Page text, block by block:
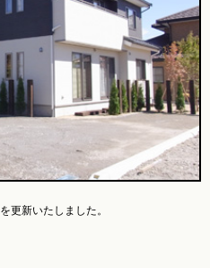
を更新いたしました。